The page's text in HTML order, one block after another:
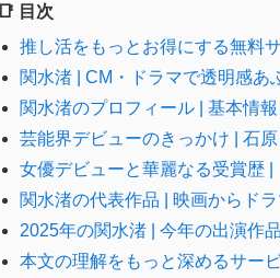
📑 目次
推し活をもっとお得にする無料
関水渚 | CM・ドラマで透明感
関水渚のプロフィール | 基本情
芸能界デビューのきっかけ | 石
女優デビューと華麗なる受賞歴
関水渚の代表作品 | 映画からド
2025年の関水渚 | 今年の出演作
本文の理解をもっと深めるサー